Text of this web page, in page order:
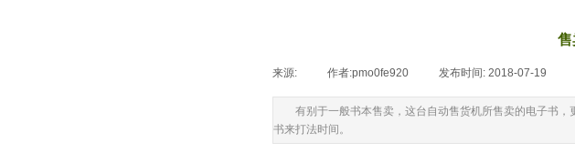
售
来源: 作者:pmo0fe920 发布时间: 2018-07-19
有别于一般书本售卖，这台自动售货机所售卖的电子书
书来打法时间。